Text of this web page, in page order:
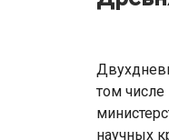
том числе
научных